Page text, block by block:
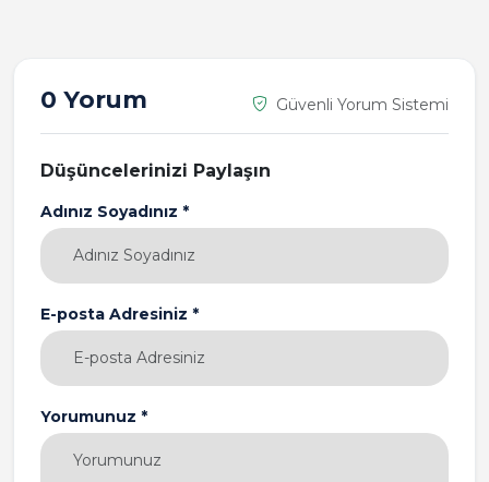
0 Yorum Güvenli Yorum Sistemi
Düşüncelerinizi Paylaşın
Adınız Soyadınız *
E-posta Adresiniz *
Yorumunuz *